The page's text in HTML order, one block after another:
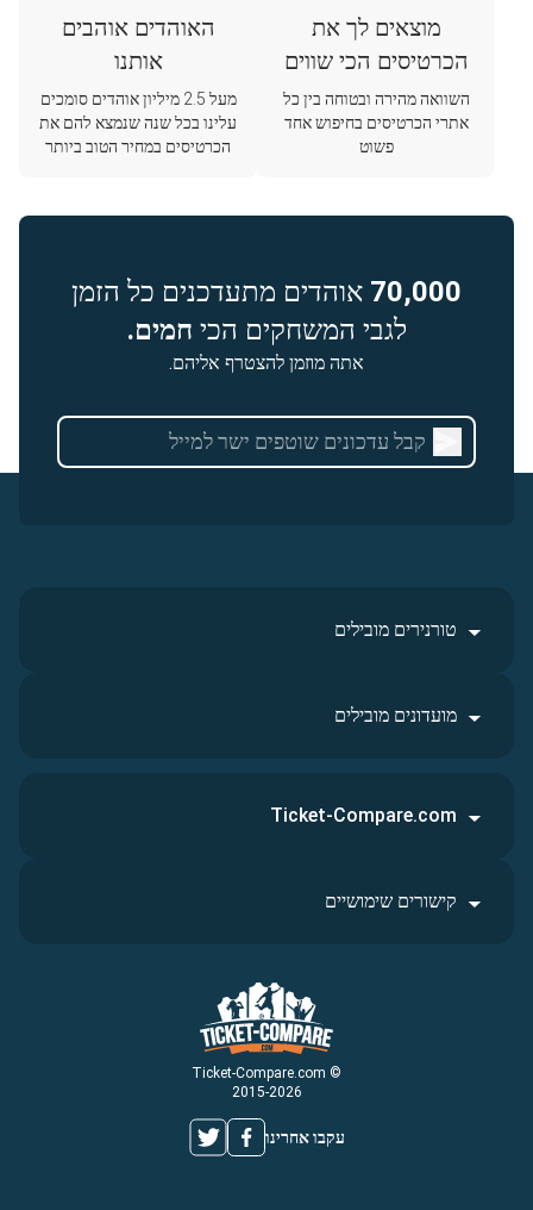
מוצאים לך את
הכרטיסים הכי שווים
השוואה מהירה ובטוחה בין כל
אתרי הכרטיסים בחיפוש אחד
פשוט
האוהדים אוהבים
אותנו
מעל 2.5 מיליון אוהדים סומכים
עלינו בכל שנה שנמצא להם את
הכרטיסים במחיר הטוב ביותר
70,000 אוהדים מתעדכנים כל הזמן
לגבי המשחקים הכי חמים.
אתה מוזמן להצטרף אליהם.
טורנירים מובילים
מועדונים מובילים
© Ticket-Compare.com
2015-2026
עקבו אחרינו
Ticket-Compare.com
קישורים שימושיים